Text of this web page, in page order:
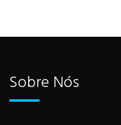
Sobre Nós